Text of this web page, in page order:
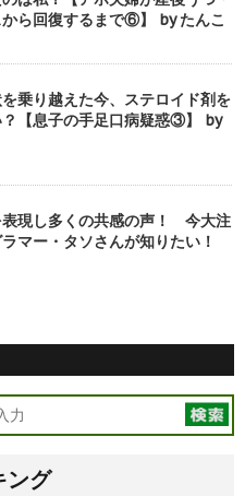
ら回復するまで⑥】 by たんこ
乗り越えた今、ステロイド剤を
【息子の手足口病疑惑③】 by
表現し多くの共感の声！ 今大注
マー・タソさんが知りたい！
ング